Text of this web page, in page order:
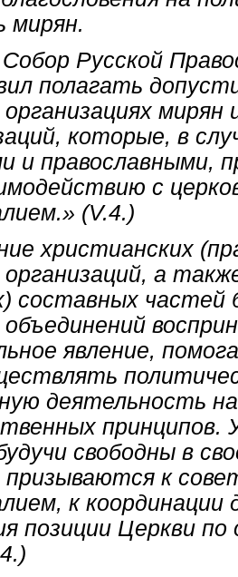
мирян.
Русской
полагать
мирян
которые, в
и православными,
с
(V.4.)
христианских
а
составных частей
явление,
деятельность
свободны в
призываются к
к координации
позиции Церкви